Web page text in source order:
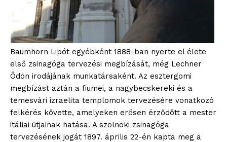
Baumhorn Lipót egyébként 1888-ban nyerte el élete
első zsinagóga tervezési megbízását, még Lechner
Ödön irodájának munkatársaként. Az esztergomi
megbízást aztán a fiumei, a nagybecskereki és a
temesvári izraelita templomok tervezésére vonatkozó
felkérés követte, amelyeken erősen érződött a mester
itáliai útjainak hatása. A szolnoki zsinagóga
tervezésének jogát 1897. április 22-én kapta meg a